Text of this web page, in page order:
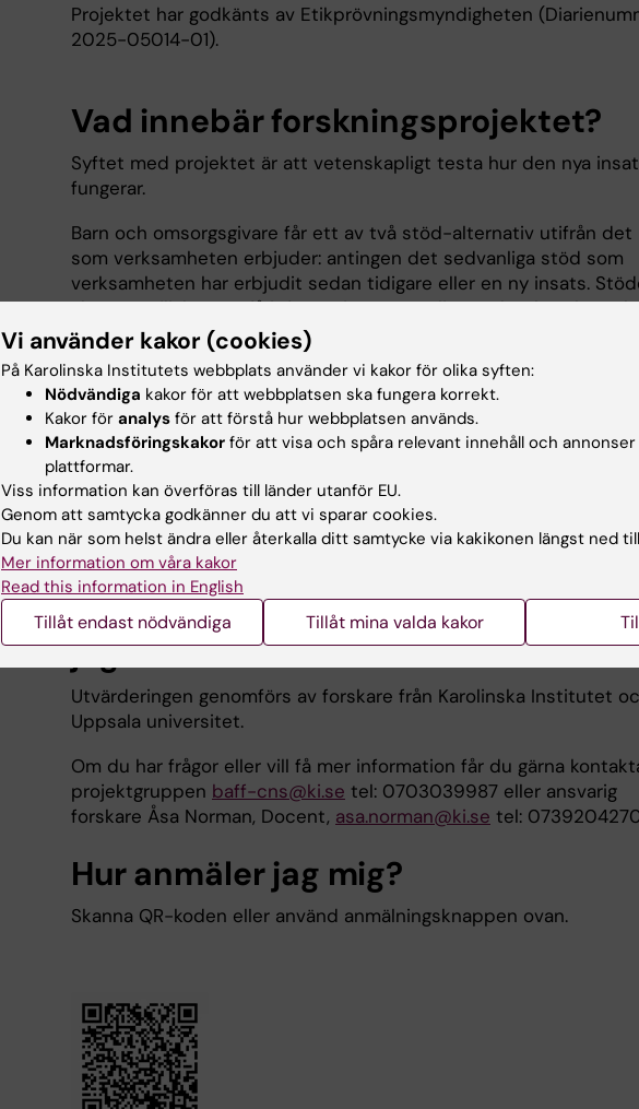
Projektet har godkänts av Etikprövningsmyndigheten
2025-05014-01).
Vad innebär forskningsprojektet?
Syftet med projektet är att vetenskapligt testa hur den nya
fungerar.
Barn och omsorgsgivare får ett av två stöd-alternativ utifrån det
som verksamheten erbjuder: antingen det sedvanliga stöd som
verksamheten har erbjudit sedan tidigare eller en ny insats.
ska ge möjlighet att få information om vanliga tankar, känslor och
frågor man kan ha när en förälder är i fängelse/häkte och hur man
kan hantera det. Vilket av stöd-alternativen familjen får beror på
som ges vid verksamheten där familjen har sökt hjälp.
För att ta reda på hur hjälpsamma de olika alternativen är svarar
och omsorgsgivare på enkät vid fyra tillfällen under ett års tid
kan bli inbjudna till en intervju med forskare.
Som tack för hjälpen får familjerna presentkort.
Vem genomför utvärderingen, var
jag få mer information?
Utvärderingen genomförs av forskare från Karolinska Institutet
Uppsala universitet.
Om du har frågor eller vill få mer information får du gärna
projektgruppen baff-cns@ki.se tel: 0703039987 eller ansvarig
forskare Åsa Norman, Docent, asa.norman@ki.se tel:
Hur anmäler jag mig?
Skanna QR-koden eller använd anmälningsknappen ovan.
Vi använder kakor (cookies)
På Karolinska Institutets webbplats använder vi kakor för olika syften:
Nödvändiga kakor för att webbplatsen ska fungera korrekt.
Kakor för analys för att förstå hur webbplatsen används.
Marknadsföringskakor för att visa och spåra relevant innehåll och
plattformar.
Viss information kan överföras till länder utanför EU.
Genom att samtycka godkänner du att vi sparar cookies.
Du kan när som helst ändra eller återkalla ditt samtycke via kakikonen längst ned
Mer information om våra kakor
Read this information in English
Tillåt endast nödvändiga Tillåt mina valda kakor